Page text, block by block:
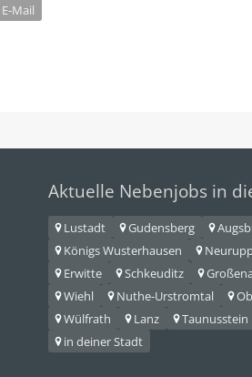
E‑Mail
Aktuelle Nebenjobs in
Lustadt Gudensberg
Königs Wusterhausen
Erwitte
Schkeuditz
Wiehl
Nuthe-Urstromtal
Wülfrath
Lanz
Taunusstein
in deiner Stadt